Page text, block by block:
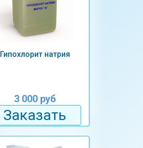
Гипохлорит натрия
3 000 руб
Заказать